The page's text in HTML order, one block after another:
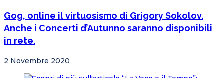
Gog, online il virtuosismo di Grigory Sokolov.
Anche i Concerti d’Autunno saranno disponibili
in rete.
2 Novembre 2020